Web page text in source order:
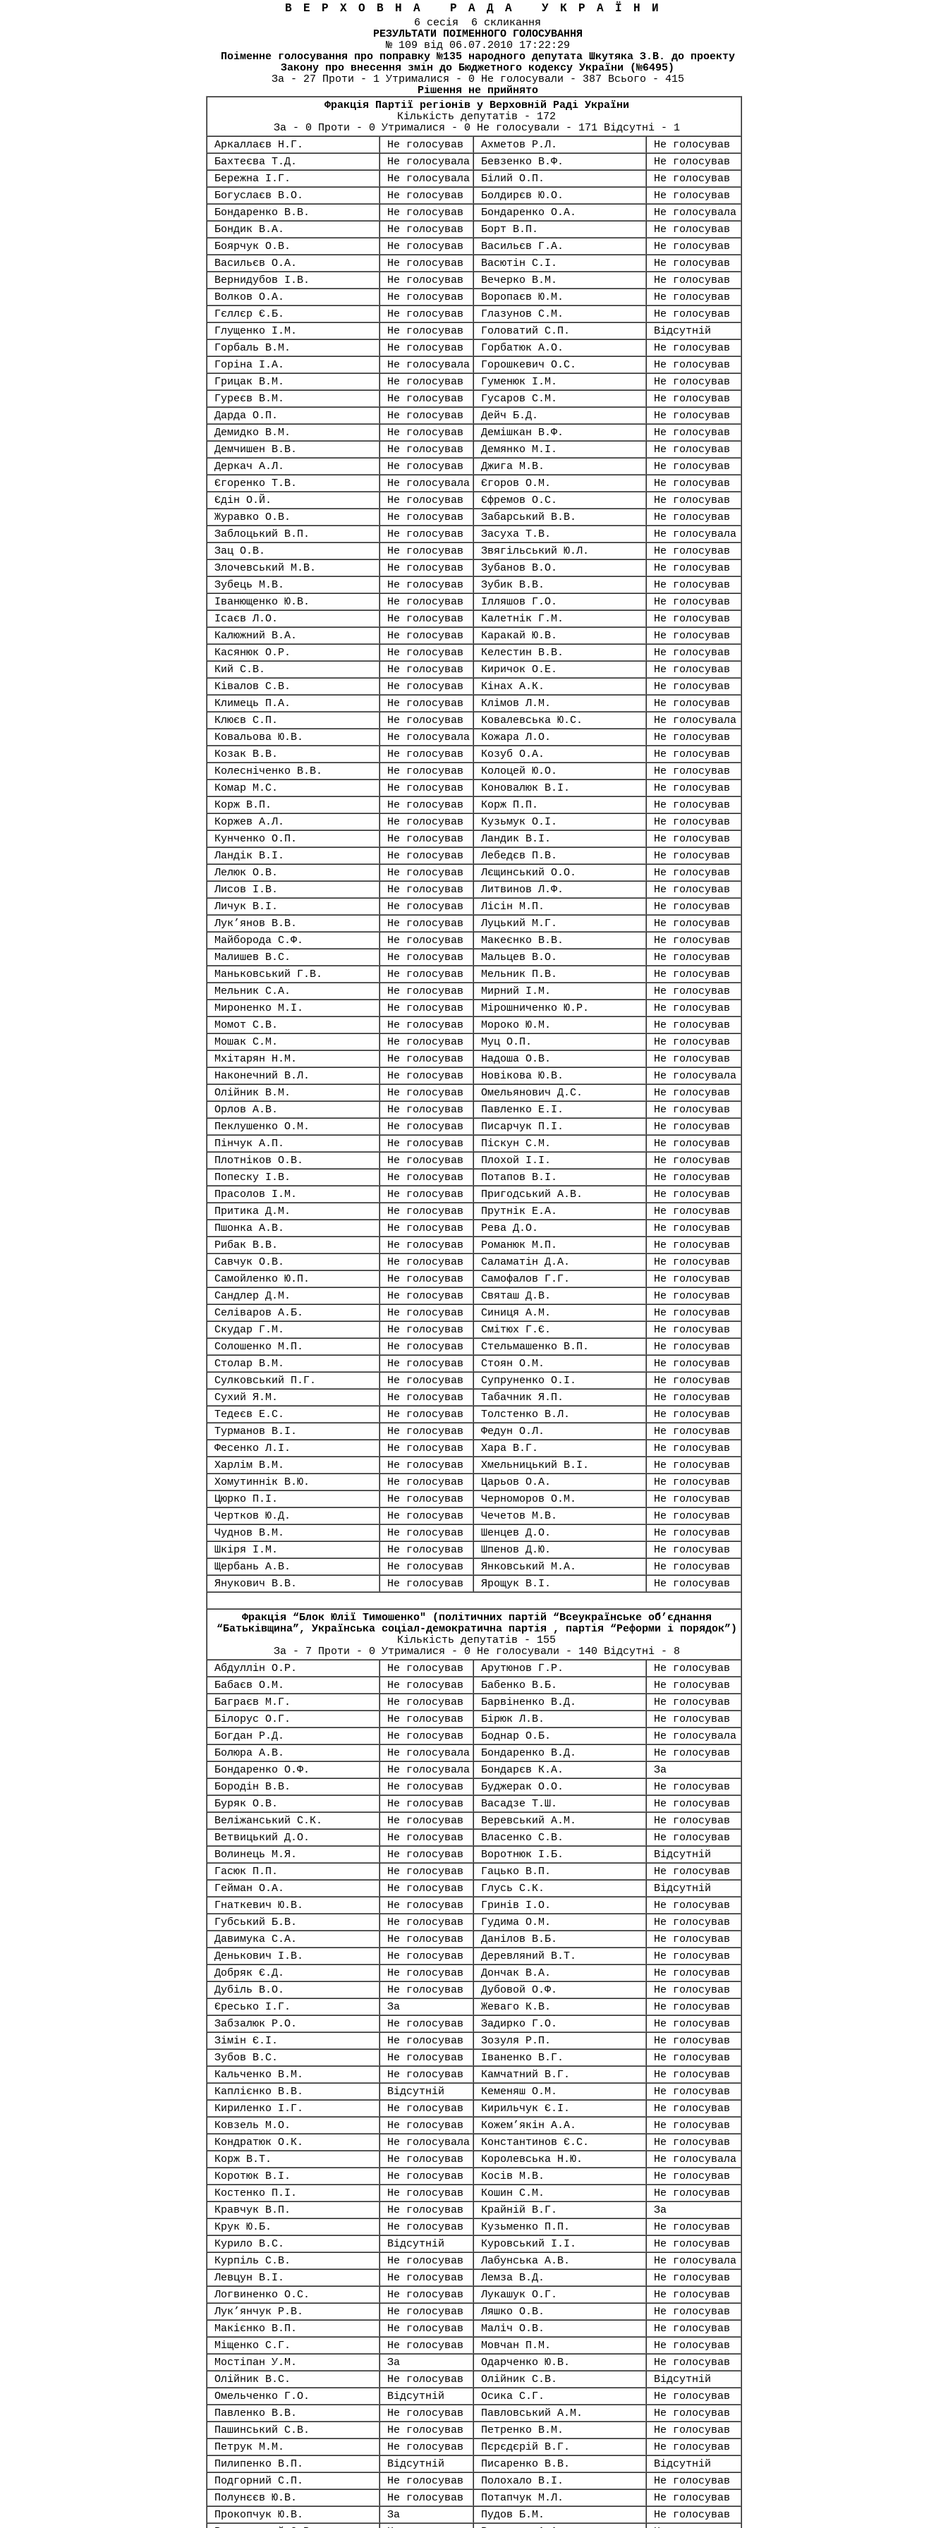
ВЕРХОВНА РАДА УКРАЇНИ
6 сесія 6 скликання
РЕЗУЛЬТАТИ ПОІМЕННОГО ГОЛОСУВАННЯ
№ 109 від 06.07.2010 17:22:29
Поіменне голосування про поправку №135 народного депутата Шкутяка З.В. до проекту
Закону про внесення змін до Бюджетного кодексу України (№6495)
За - 27 Проти - 1 Утрималися - 0 Не голосували - 387 Всього - 415
Рішення не прийнято
Фракція Партії регіонів у Верховній Раді України
Кількість депутатів - 172
За - 0 Проти - 0 Утрималися - 0 Не голосували - 171 Відсутні - 1
Аркаллаєв Н.Г.
Не голосував Ахметов Р.Л.
Не голосував
Бахтеєва Т.Д.
Не голосувала Бевзенко В.Ф.
Не голосував
Бережна І.Г.
Не голосувала Білий О.П.
Не голосував
Богуслаєв В.О.
Не голосував Болдирєв Ю.О.
Не голосував
Бондаренко В.В.
Не голосував Бондаренко О.А.
Не голосувала
Бондик В.А.
Не голосував Борт В.П.
Не голосував
Боярчук О.В.
Не голосував Васильєв Г.А.
Не голосував
Васильєв О.А.
Не голосував Васютін С.І.
Не голосував
Вернидубов І.В.
Не голосував Вечерко В.М.
Не голосував
Волков О.А.
Не голосував Воропаєв Ю.М.
Не голосував
Гєллєр Є.Б.
Не голосував Глазунов С.М.
Не голосував
Глущенко І.М.
Не голосував Головатий С.П.
Відсутній
Горбаль В.М.
Не голосував Горбатюк А.О.
Не голосував
Горіна І.А.
Не голосувала Горошкевич О.С.
Не голосував
Грицак В.М.
Не голосував Гуменюк І.М.
Не голосував
Гуреєв В.М.
Не голосував Гусаров С.М.
Не голосував
Дарда О.П.
Не голосував Дейч Б.Д.
Не голосував
Демидко В.М.
Не голосував Демішкан В.Ф.
Не голосував
Демчишен В.В.
Не голосував Демянко М.І.
Не голосував
Деркач А.Л.
Не голосував Джига М.В.
Не голосував
Єгоренко Т.В.
Не голосувала Єгоров О.М.
Не голосував
Єдін О.Й.
Не голосував Єфремов О.С.
Не голосував
Журавко О.В.
Не голосував Забарський В.В.
Не голосував
Заблоцький В.П.
Не голосував Засуха Т.В.
Не голосувала
Зац О.В.
Не голосував Звягільський Ю.Л.
Не голосував
Злочевський М.В.
Не голосував Зубанов В.О.
Не голосував
Зубець М.В.
Не голосував Зубик В.В.
Не голосував
Іванющенко Ю.В.
Не голосував Ілляшов Г.О.
Не голосував
Ісаєв Л.О.
Не голосував Калетнік Г.М.
Не голосував
Калюжний В.А.
Не голосував Каракай Ю.В.
Не голосував
Касянюк О.Р.
Не голосував Келестин В.В.
Не голосував
Кий С.В.
Не голосував Киричок О.Е.
Не голосував
Ківалов С.В.
Не голосував Кінах А.К.
Не голосував
Климець П.А.
Не голосував Клімов Л.М.
Не голосував
Клюєв С.П.
Не голосував Ковалевська Ю.С.
Не голосувала
Ковальова Ю.В.
Не голосувала Кожара Л.О.
Не голосував
Козак В.В.
Не голосував Козуб О.А.
Не голосував
Колесніченко В.В.
Не голосував Колоцей Ю.О.
Не голосував
Комар М.С.
Не голосував Коновалюк В.І.
Не голосував
Корж В.П.
Не голосував Корж П.П.
Не голосував
Коржев А.Л.
Не голосував Кузьмук О.І.
Не голосував
Кунченко О.П.
Не голосував Ландик В.І.
Не голосував
Ландік В.І.
Не голосував Лебедєв П.В.
Не голосував
Лелюк О.В.
Не голосував Лєщинський О.О.
Не голосував
Лисов І.В.
Не голосував Литвинов Л.Ф.
Не голосував
Личук В.І.
Не голосував Лісін М.П.
Не голосував
Лук’янов В.В.
Не голосував Луцький М.Г.
Не голосував
Майборода С.Ф.
Не голосував Макеєнко В.В.
Не голосував
Малишев В.С.
Не голосував Мальцев В.О.
Не голосував
Маньковський Г.В.
Не голосував Мельник П.В.
Не голосував
Мельник С.А.
Не голосував Мирний І.М.
Не голосував
Мироненко М.І.
Не голосував Мірошниченко Ю.Р.
Не голосував
Момот С.В.
Не голосував Мороко Ю.М.
Не голосував
Мошак С.М.
Не голосував Муц О.П.
Не голосував
Мхітарян Н.М.
Не голосував Надоша О.В.
Не голосував
Наконечний В.Л.
Не голосував Новікова Ю.В.
Не голосувала
Олійник В.М.
Не голосував Омельянович Д.С.
Не голосував
Орлов А.В.
Не голосував Павленко Е.І.
Не голосував
Пеклушенко О.М.
Не голосував Писарчук П.І.
Не голосував
Пінчук А.П.
Не голосував Піскун С.М.
Не голосував
Плотніков О.В.
Не голосував Плохой І.І.
Не голосував
Попеску І.В.
Не голосував Потапов В.І.
Не голосував
Прасолов І.М.
Не голосував Пригодський А.В.
Не голосував
Притика Д.М.
Не голосував Прутнік Е.А.
Не голосував
Пшонка А.В.
Не голосував Рева Д.О.
Не голосував
Рибак В.В.
Не голосував Романюк М.П.
Не голосував
Савчук О.В.
Не голосував Саламатін Д.А.
Не голосував
Самойленко Ю.П.
Не голосував Самофалов Г.Г.
Не голосував
Сандлер Д.М.
Не голосував Святаш Д.В.
Не голосував
Селіваров А.Б.
Не голосував Синиця А.М.
Не голосував
Скудар Г.М.
Не голосував Смітюх Г.Є.
Не голосував
Солошенко М.П.
Не голосував Стельмашенко В.П.
Не голосував
Столар В.М.
Не голосував Стоян О.М.
Не голосував
Сулковський П.Г.
Не голосував Супруненко О.І.
Не голосував
Сухий Я.М.
Не голосував Табачник Я.П.
Не голосував
Тедеєв Е.С.
Не голосував Толстенко В.Л.
Не голосував
Турманов В.І.
Не голосував Федун О.Л.
Не голосував
Фесенко Л.І.
Не голосував Хара В.Г.
Не голосував
Харлім В.М.
Не голосував Хмельницький В.І.
Не голосував
Хомутиннік В.Ю.
Не голосував Царьов О.А.
Не голосував
Цюрко П.І.
Не голосував Черноморов О.М.
Не голосував
Чертков Ю.Д.
Не голосував Чечетов М.В.
Не голосував
Чуднов В.М.
Не голосував Шенцев Д.О.
Не голосував
Шкіря І.М.
Не голосував Шпенов Д.Ю.
Не голосував
Щербань А.В.
Не голосував Янковський М.А.
Не голосував
Янукович В.В.
Не голосував Ярощук В.І. Не голосував
Фракція “Блок Юлії Тимошенко" (політичних партій “Всеукраїнське об’єднання
“Батьківщина”, Українська соціал-демократична партія , партія “Реформи і порядок”)
Кількість депутатів - 155
За - 7 Проти - 0 Утрималися - 0 Не голосували - 140 Відсутні - 8
Абдуллін О.Р.
Не голосував Арутюнов Г.Р.
Не голосував
Бабаєв О.М.
Не голосував Бабенко В.Б.
Не голосував
Баграєв М.Г.
Не голосував Барвіненко В.Д.
Не голосував
Білорус О.Г.
Не голосував Бірюк Л.В.
Не голосував
Богдан Р.Д.
Не голосував Боднар О.Б.
Не голосувала
Болюра А.В.
Не голосувала Бондаренко В.Д.
Не голосував
Бондаренко О.Ф.
Не голосувала Бондарєв К.А.
За
Бородін В.В.
Не голосував Буджерак О.О.
Не голосував
Буряк О.В.
Не голосував Васадзе Т.Ш.
Не голосував
Веліжанський С.К.
Не голосував Веревський А.М.
Не голосував
Ветвицький Д.О.
Не голосував Власенко С.В.
Не голосував
Волинець М.Я.
Не голосував Воротнюк І.Б.
Відсутній
Гасюк П.П.
Не голосував Гацько В.П.
Не голосував
Гейман О.А.
Не голосував Глусь С.К.
Відсутній
Гнаткевич Ю.В.
Не голосував Гринів І.О.
Не голосував
Губський Б.В.
Не голосував Гудима О.М.
Не голосував
Давимука С.А.
Не голосував Данілов В.Б.
Не голосував
Денькович І.В.
Не голосував Деревляний В.Т.
Не голосував
Добряк Є.Д.
Не голосував Дончак В.А.
Не голосував
Дубіль В.О.
Не голосував Дубовой О.Ф.
Не голосував
Єресько І.Г.
За Жеваго К.В.
Не голосував
Забзалюк Р.О.
Не голосував Задирко Г.О.
Не голосував
Зімін Є.І.
Не голосував Зозуля Р.П.
Не голосував
Зубов В.С.
Не голосував Іваненко В.Г.
Не голосував
Кальченко В.М.
Не голосував Камчатний В.Г.
Не голосував
Каплієнко В.В.
Відсутній Кеменяш О.М.
Не голосував
Кириленко І.Г.
Не голосував Кирильчук Є.І.
Не голосував
Ковзель М.О.
Не голосував Кожем’якін А.А.
Не голосував
Кондратюк О.К.
Не голосувала Константинов Є.С.
Не голосував
Корж В.Т.
Не голосував Королевська Н.Ю.
Не голосувала
Коротюк В.І.
Не голосував Косів М.В.
Не голосував
Костенко П.І.
Не голосував Кошин С.М.
Не голосував
Кравчук В.П.
Не голосував Крайній В.Г.
За
Крук Ю.Б.
Не голосував Кузьменко П.П.
Не голосував
Курило В.С.
Відсутній Куровський І.І.
Не голосував
Курпіль С.В.
Не голосував Лабунська А.В.
Не голосувала
Левцун В.І.
Не голосував Лемза В.Д.
Не голосував
Логвиненко О.С.
Не голосував Лукашук О.Г.
Не голосував
Лук’янчук Р.В.
Не голосував Ляшко О.В.
Не голосував
Макієнко В.П.
Не голосував Маліч О.В.
Не голосував
Міщенко С.Г.
Не голосував Мовчан П.М.
Не голосував
Мостіпан У.М.
За Одарченко Ю.В.
Не голосував
Олійник В.С.
Не голосував Олійник С.В.
Відсутній
Омельченко Г.О.
Відсутній Осика С.Г.
Не голосував
Павленко В.В.
Не голосував Павловський А.М.
Не голосував
Пашинський С.В.
Не голосував Петренко В.М.
Не голосував
Петрук М.М.
Не голосував Пєрєдєрій В.Г.
Не голосував
Пилипенко В.П.
Відсутній Писаренко В.В.
Відсутній
Подгорний С.П.
Не голосував Полохало В.І.
Не голосував
Полунєєв Ю.В.
Не голосував Потапчук М.Л.
Не голосував
Прокопчук Ю.В.
За Пудов Б.М.
Не голосував